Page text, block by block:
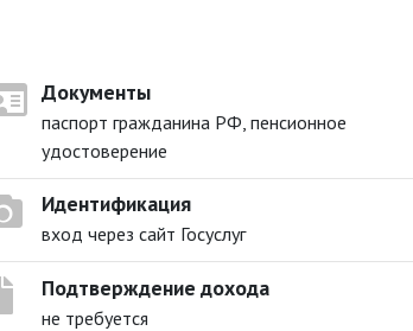
Документы
паспорт гражданина РФ, пенсионное
удостоверение
Идентификация
вход через сайт Госуслуг
Подтверждение дохода
не требуется